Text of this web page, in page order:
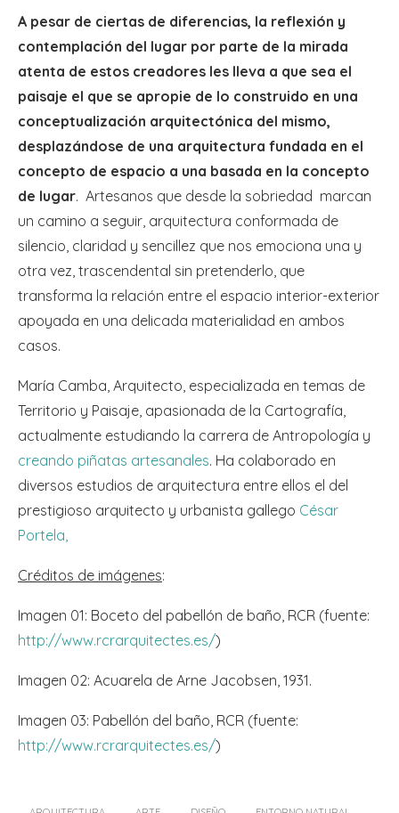
A pesar de ciertas de diferencias, la reflexión y
contemplación del lugar por parte de la mirada
atenta de estos creadores les lleva a que sea el
paisaje el que se apropie de lo construido en una
conceptualización arquitectónica del mismo,
desplazándose de una arquitectura fundada en el
concepto de espacio a una basada en la concepto
de lugar. Artesanos que desde la sobriedad marcan
un camino a seguir, arquitectura conformada de
silencio, claridad y sencillez que nos emociona una y
otra vez, trascendental sin pretenderlo, que
transforma la relación entre el espacio interior-exterior
apoyada en una delicada materialidad en ambos
casos.
María Camba, Arquitecto, especializada en temas de
Territorio y Paisaje, apasionada de la Cartografía,
actualmente estudiando la carrera de Antropología y
creando piñatas artesanales. Ha colaborado en
diversos estudios de arquitectura entre ellos el del
prestigioso arquitecto y urbanista gallego César
Portela,
Créditos de imágenes:
Imagen 01: Boceto del pabellón de baño, RCR (fuente:
http://www.rcrarquitectes.es/)
Imagen 02: Acuarela de Arne Jacobsen, 1931.
Imagen 03: Pabellón del baño, RCR (fuente:
http://www.rcrarquitectes.es/)